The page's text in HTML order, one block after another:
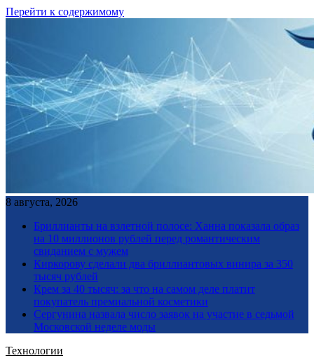
Перейти к содержимому
8 августа, 2026
Бриллианты на взлетной полосе: Ханна показала образ
на 10 миллионов рублей перед романтическим
свиданием с мужем
Киркорову сделали два бриллиантовых винира за 350
тысяч рублей
Крем за 40 тысяч: за что на самом деле платит
покупатель премиальной косметики
Сергунина назвала число заявок на участие в седьмой
Московской неделе моды
Технологии